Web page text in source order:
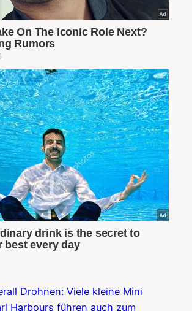
Drohnen: Viele kleine Mini
Harbours führen auch zum